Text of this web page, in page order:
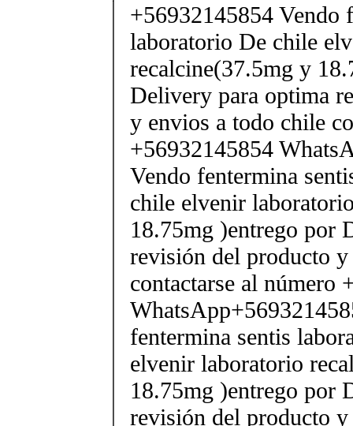
+56932145854 Vendo
laboratorio De chile
recalcine(37.5mg y
Delivery para optima
y envios a todo chile
+56932145854
Vendo fentermina
chile elvenir
18.75mg )entrego por
revisión del producto
contactarse al número
fentermina sentis
elvenir laboratorio
18.75mg )entrego por
revisión del producto